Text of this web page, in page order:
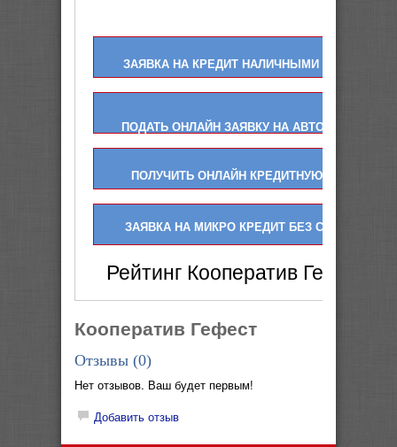
ЗАЯВКА НА КРЕДИТ НАЛИЧНЫМИ ОНЛАЙН
ПОДАТЬ ОНЛАЙН ЗАЯВКУ НА АВТО КРЕДИТ
ПОЛУЧИТЬ ОНЛАЙН КРЕДИТНУЮ КАРТУ
ЗАЯВКА НА МИКРО КРЕДИТ БЕЗ СПРАВОК
Рейтинг Кооператив Гефест ►
Кооператив Гефест
Отзывы (0)
Нет отзывов. Ваш будет первым!
Добавить отзыв